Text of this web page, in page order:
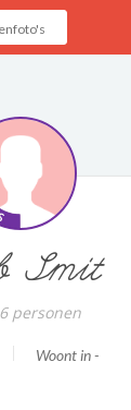
Smit
personen
Woont in -